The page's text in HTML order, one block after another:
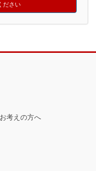
ださい
考えの方へ